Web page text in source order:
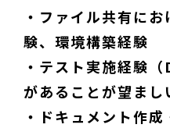
・ファイル共有に
験、環境構築経験
・テスト実施経験
があることが望まし
・ドキュメント作